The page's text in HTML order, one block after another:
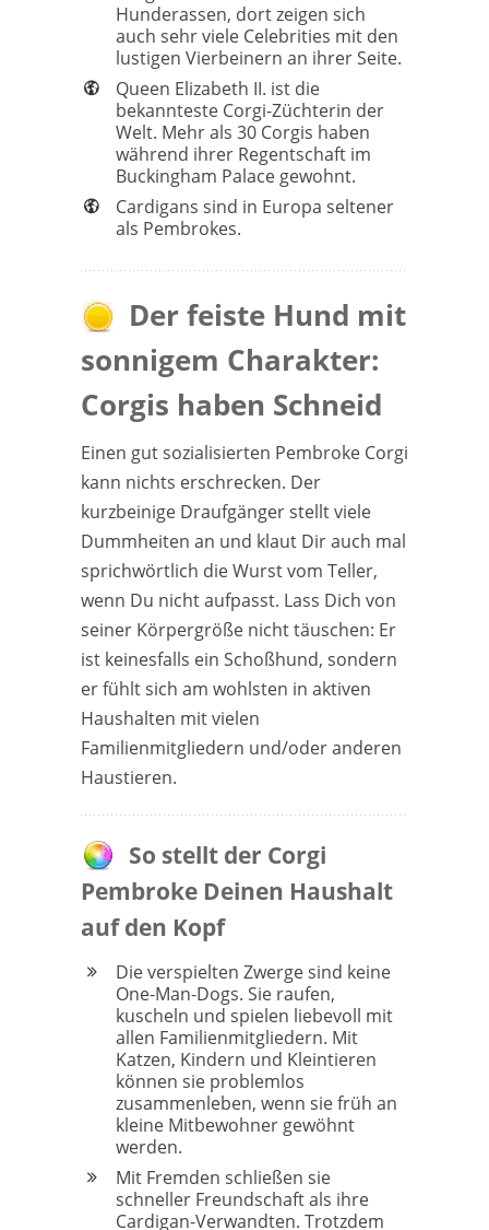
Hunderassen, dort zeigen sich
auch sehr viele Celebrities mit den
lustigen Vierbeinern an ihrer Seite.
Queen Elizabeth II. ist die
bekannteste Corgi-Züchterin der
Welt. Mehr als 30 Corgis haben
während ihrer Regentschaft im
Buckingham Palace gewohnt.
Cardigans sind in Europa seltener
als Pembrokes.
Der feiste Hund mit
sonnigem Charakter:
Corgis haben Schneid
Einen gut sozialisierten Pembroke Corgi
kann nichts erschrecken. Der
kurzbeinige Draufgänger stellt viele
Dummheiten an und klaut Dir auch mal
sprichwörtlich die Wurst vom Teller,
wenn Du nicht aufpasst. Lass Dich von
seiner Körpergröße nicht täuschen: Er
ist keinesfalls ein Schoßhund, sondern
er fühlt sich am wohlsten in aktiven
Haushalten mit vielen
Familienmitgliedern und/oder anderen
Haustieren.
So stellt der Corgi
Pembroke Deinen Haushalt
auf den Kopf
Die verspielten Zwerge sind keine
One-Man-Dogs. Sie raufen,
kuscheln und spielen liebevoll mit
allen Familienmitgliedern. Mit
Katzen, Kindern und Kleintieren
können sie problemlos
zusammenleben, wenn sie früh an
kleine Mitbewohner gewöhnt
werden.
Mit Fremden schließen sie
schneller Freundschaft als ihre
Cardigan-Verwandten. Trotzdem